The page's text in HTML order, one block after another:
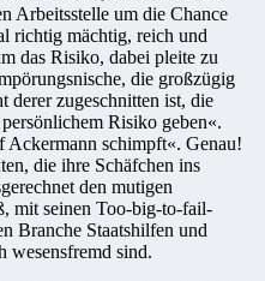
Arbeitsstelle um die Chance
richtig mächtig, reich und
das Risiko, dabei pleite zu
die großzügig
derer zugeschnitten ist, die
Risiko geben«.
Ackermann schimpft«. Genau!
die ihre Schäfchen ins
den mutigen
mit seinen Too-big-to-fail-
Branche Staatshilfen und
wesensfremd sind.